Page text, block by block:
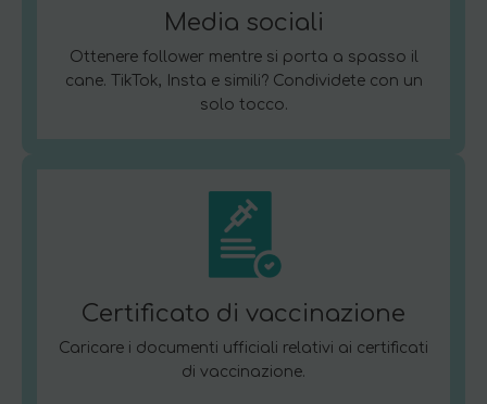
Media sociali
Ottenere follower mentre si porta a spasso il
cane. TikTok, Insta e simili? Condividete con un
solo tocco.
Certificato di vaccinazione
Caricare i documenti ufficiali relativi ai certificati
di vaccinazione.